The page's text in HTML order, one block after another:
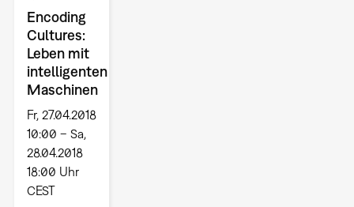
Encoding
Cultures:
Leben mit
intelligenten
Maschinen
Fr, 27.04.2018
10:00 – Sa,
28.04.2018
18:00 Uhr
CEST